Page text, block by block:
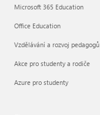
Microsoft 365 Education
Office Education
Vzdělávání a rozvoj pedagogů
Akce pro studenty a rodiče
Azure pro studenty